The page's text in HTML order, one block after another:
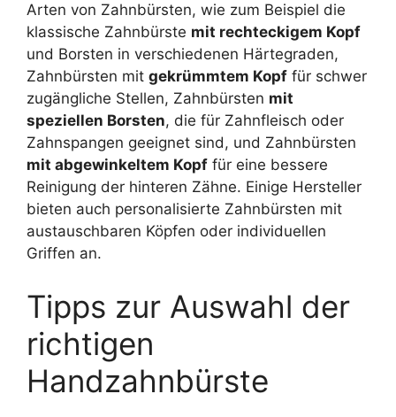
Arten von Zahnbürsten, wie zum Beispiel die
klassische Zahnbürste mit rechteckigem Kopf
und Borsten in verschiedenen Härtegraden,
Zahnbürsten mit gekrümmtem Kopf für schwer
zugängliche Stellen, Zahnbürsten mit
speziellen Borsten, die für Zahnfleisch oder
Zahnspangen geeignet sind, und Zahnbürsten
mit abgewinkeltem Kopf für eine bessere
Reinigung der hinteren Zähne. Einige Hersteller
bieten auch personalisierte Zahnbürsten mit
austauschbaren Köpfen oder individuellen
Griffen an.
Tipps zur Auswahl der
richtigen
Handzahnbürste